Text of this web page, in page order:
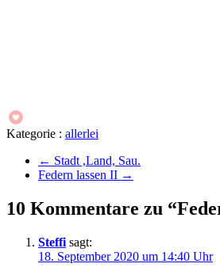
Kategorie : allerlei
← Stadt ,Land, Sau.
Federn lassen II →
10 Kommentare zu
Steffi sagt:
18. September 2020 um 14:40 Uhr